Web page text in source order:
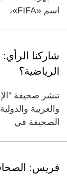
اسم «FIFA»،
شاركنا
الرياضية؟
تنشر صحيفة
والعربية
الصحيفة في
فريس: